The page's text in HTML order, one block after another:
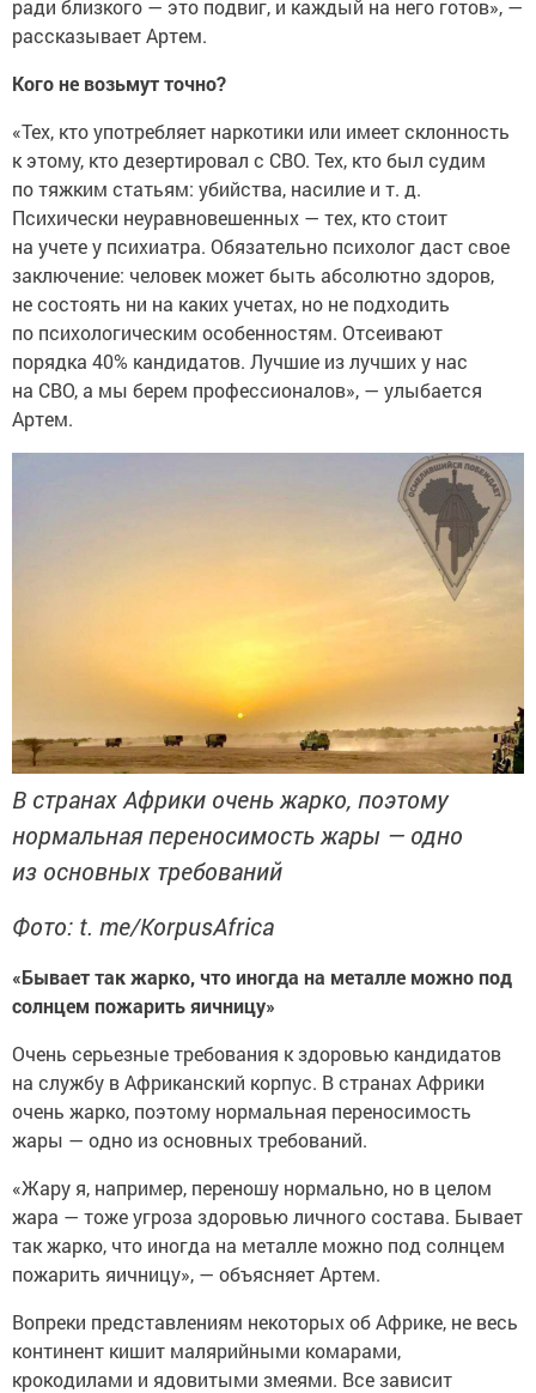
ради близкого — это подвиг, и каждый на него готов», —
рассказывает Артем.
Кого не возьмут точно?
«Тех, кто употребляет наркотики или имеет склонность
к этому, кто дезертировал с СВО. Тех, кто был судим
по тяжким статьям: убийства, насилие и т. д.
Психически неуравновешенных — тех, кто стоит
на учете у психиатра. Обязательно психолог даст свое
заключение: человек может быть абсолютно здоров,
не состоять ни на каких учетах, но не подходить
по психологическим особенностям. Отсеивают
порядка 40% кандидатов. Лучшие из лучших у нас
на СВО, а мы берем профессионалов», — улыбается
Артем.
В странах Африки очень жарко, поэтому
нормальная переносимость жары — одно
из основных требований
Фото: t. me/KorpusAfrica
«Бывает так жарко, что иногда на металле можно под
солнцем пожарить яичницу»
Очень серьезные требования к здоровью кандидатов
на службу в Африканский корпус. В странах Африки
очень жарко, поэтому нормальная переносимость
жары — одно из основных требований.
«Жару я, например, переношу нормально, но в целом
жара — тоже угроза здоровью личного состава. Бывает
так жарко, что иногда на металле можно под солнцем
пожарить яичницу», — объясняет Артем.
Вопреки представлениям некоторых об Африке, не весь
континент кишит малярийными комарами,
крокодилами и ядовитыми змеями. Все зависит